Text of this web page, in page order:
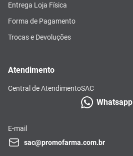
Entrega Loja Física
Forma de Pagamento
Trocas e Devoluções
Atendimento
Central de AtendimentoSAC
Whatsapp
E-mail
sac@promofarma.com.br